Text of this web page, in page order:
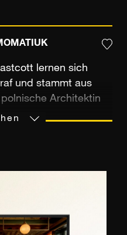
lernen sich
und stammt aus
Architektin
in New York